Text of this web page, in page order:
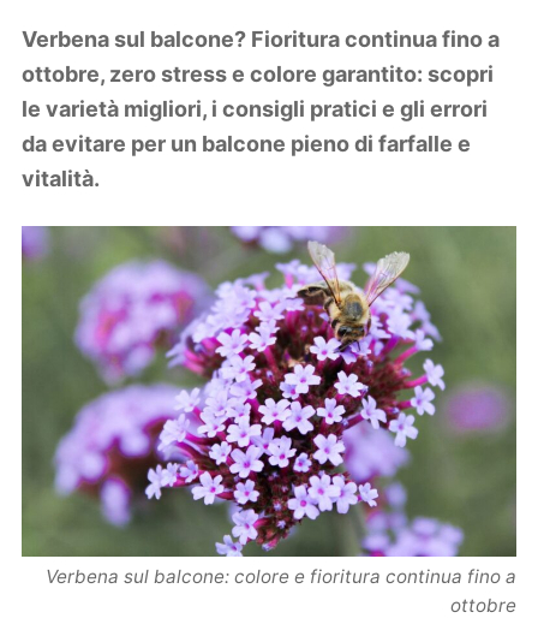
Viaggi
Zodiaco
Verbena sul balcone? Fioritura continua fino a
ottobre, zero stress e colore garantito: scopri
le varietà migliori, i consigli pratici e gli errori
da evitare per un balcone pieno di farfalle e
vitalità.
Verbena sul balcone: colore e fioritura continua fino a
ottobre